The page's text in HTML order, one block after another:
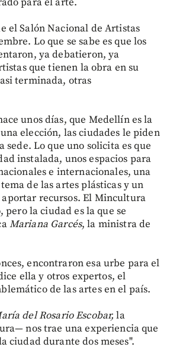
el Salón Nacional de Artistas
Lo que se sabe es que los
ya debatieron, ya
que tienen la obra en su
terminada, otras
unos días, que Medellín es la
elección, las ciudades le piden
sede. Lo que uno solicita es que
instalada, unos espacios para
e internacionales, una
de las artes plásticas y un
recursos. El Mincultura
la ciudad es la que se
Mariana Garcés, la ministra de
encontraron esa urbe para el
ella y otros expertos, el
de las artes en el país.
del Rosario Escobar, la
nos trae una experiencia que
ciudad durante dos meses".